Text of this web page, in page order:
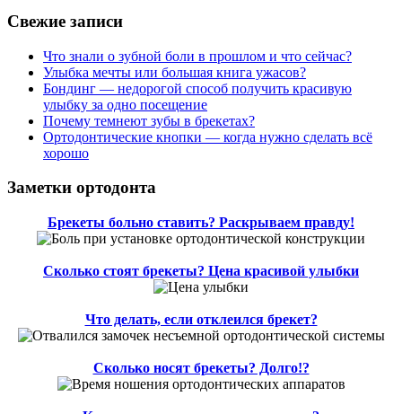
Свежие записи
Что знали о зубной боли в прошлом и что сейчас?
Улыбка мечты или большая книга ужасов?
Бондинг — недорогой способ получить красивую
улыбку за одно посещение
Почему темнеют зубы в брекетах?
Ортодонтические кнопки — когда нужно сделать всё
хорошо
Заметки ортодонта
Брекеты больно ставить? Раскрываем правду!
Сколько стоят брекеты? Цена красивой улыбки
Что делать, если отклеился брекет?
Сколько носят брекеты? Долго!?